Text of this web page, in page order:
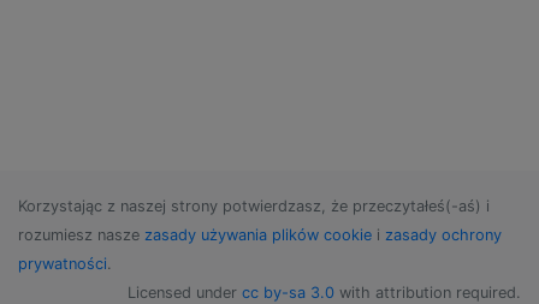
Korzystając z naszej strony potwierdzasz, że przeczytałeś(-aś) i
rozumiesz nasze zasady używania plików cookie i zasady ochrony
prywatności.
Licensed under cc by-sa 3.0 with attribution required.